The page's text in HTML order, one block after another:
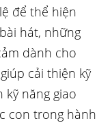
để thể hiện
hát, những
dành cho
cải thiện kỹ
năng giao
con trong hành